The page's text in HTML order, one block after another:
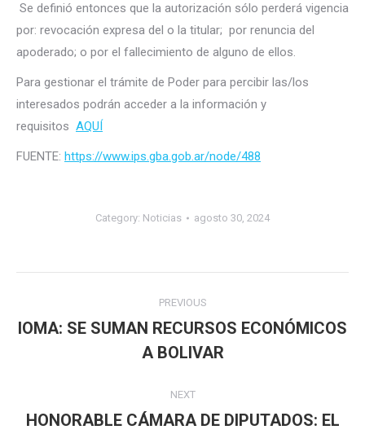
Se definió entonces que la autorización sólo perderá vigencia
por: revocación expresa del o la titular; por renuncia del
apoderado; o por el fallecimiento de alguno de ellos.
Para gestionar el trámite de Poder para percibir las/los
interesados podrán acceder a la información y
requisitos AQUÍ
FUENTE: https://www.ips.gba.gob.ar/node/488
Category: Noticias agosto 30, 2024
navigation
PREVIOUS
Previous
post:
IOMA: SE SUMAN RECURSOS ECONÓMICOS
A BOLIVAR
NEXT
HONORABLE CÁMARA DE DIPUTADOS: EL